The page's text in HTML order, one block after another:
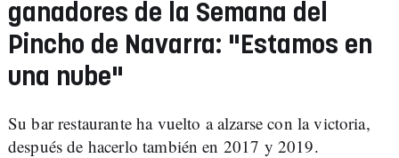
ganadores de la Semana del
Pincho de Navarra: "Estamos en
una nube"
Su bar restaurante ha vuelto a alzarse con la victoria,
después de hacerlo también en 2017 y 2019.